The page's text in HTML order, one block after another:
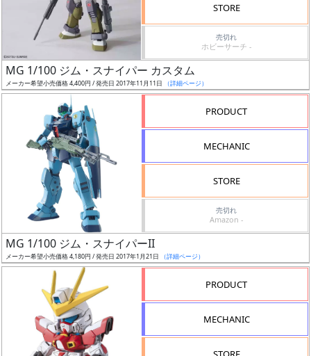
ル
ー
ズ・
STORE
売切れ
ホビーサーチ -
MG 1/100 ジム・スナイパー カスタム
メーカー希望小売価格 4,400円 / 発売日 2017年11月11日 （詳細ページ）
PRODUCT
MECHANIC
STORE
売切れ
Amazon -
MG 1/100 ジム・スナイパーII
メーカー希望小売価格 4,180円 / 発売日 2017年1月21日 （詳細ページ）
PRODUCT
MECHANIC